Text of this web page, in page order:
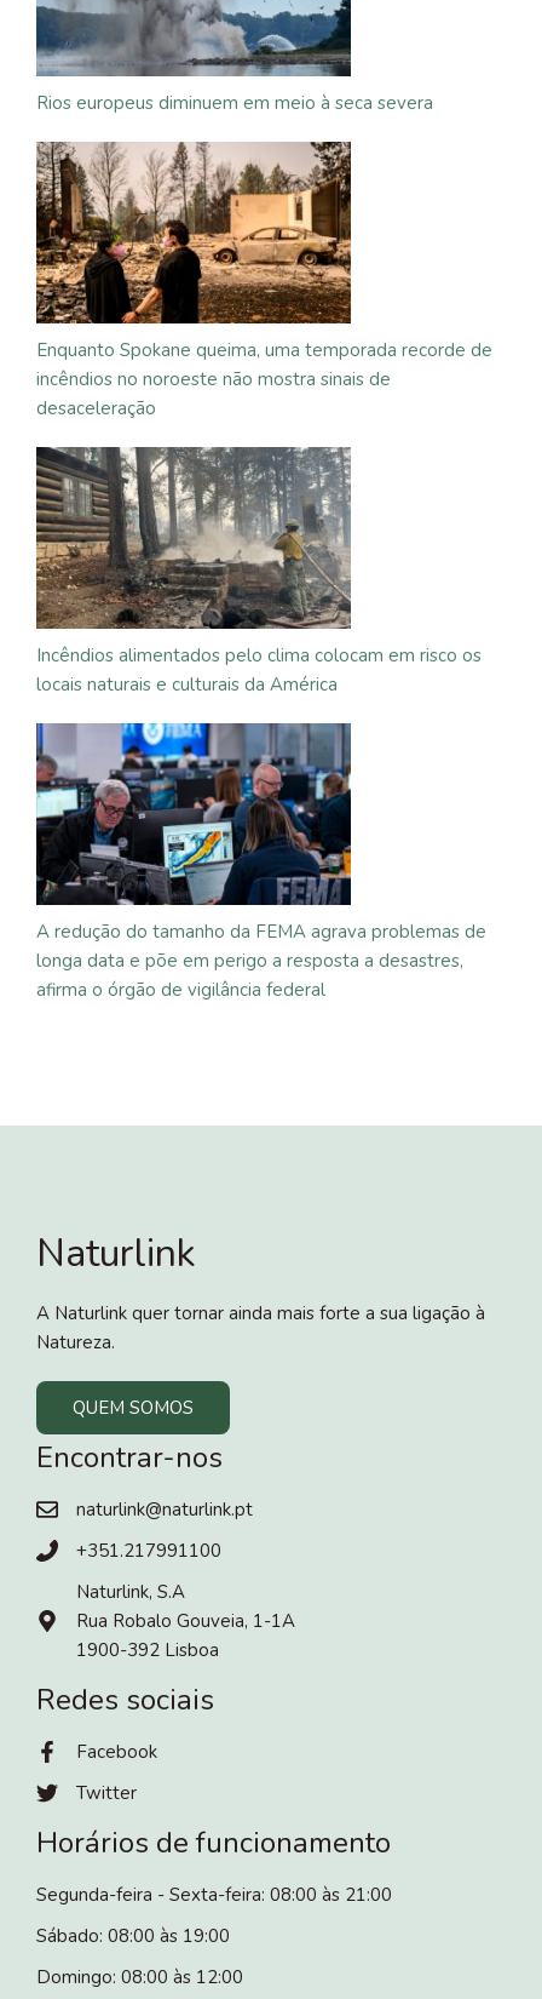
Rios europeus diminuem em meio à seca severa
Enquanto Spokane queima, uma temporada recorde de
incêndios no noroeste não mostra sinais de
desaceleração
Incêndios alimentados pelo clima colocam em risco os
locais naturais e culturais da América
A redução do tamanho da FEMA agrava problemas de
longa data e põe em perigo a resposta a desastres,
afirma o órgão de vigilância federal
Naturlink
A Naturlink quer tornar ainda mais forte a sua ligação à
Natureza.
QUEM SOMOS
Encontrar-nos
naturlink@naturlink.pt
+351.217991100
Naturlink, S.A
Rua Robalo Gouveia, 1-1A
1900-392 Lisboa
Redes sociais
Facebook
Twitter
Horários de funcionamento
Segunda-feira - Sexta-feira: 08:00 às 21:00
Sábado: 08:00 às 19:00
Domingo: 08:00 às 12:00